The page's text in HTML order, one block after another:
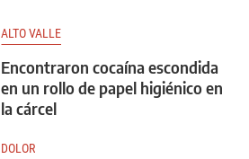
ALTO VALLE
Encontraron cocaína escondida
en un rollo de papel higiénico en
la cárcel
DOLOR